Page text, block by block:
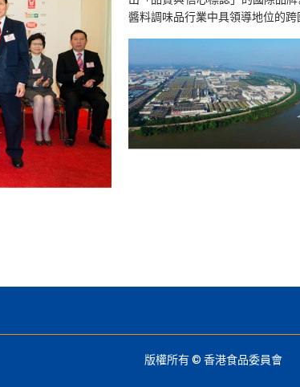
醬料調味品行業中具領導地位的
版權所有 © 香港食品委員會